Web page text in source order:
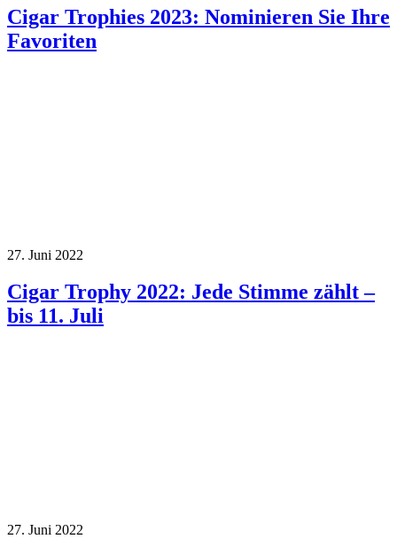
Cigar Trophies 2023: Nominieren Sie Ihre
Favoriten
27. Juni 2022
Cigar Trophy 2022: Jede Stimme zählt –
bis 11. Juli
27. Juni 2022